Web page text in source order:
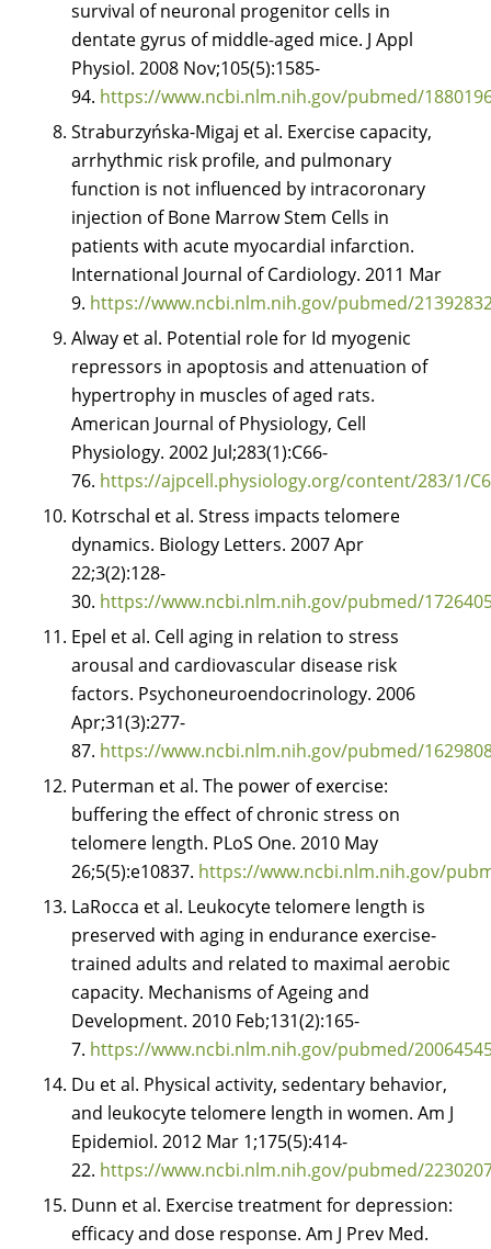
survival of neuronal progenitor cells in
dentate gyrus of middle-aged mice. J Appl
Physiol. 2008 Nov;105(5):1585-
94. https://www.ncbi.nlm.nih.gov/pubmed/
Straburzyńska-Migaj et al. Exercise capacity,
arrhythmic risk profile, and pulmonary
function is not influenced by intracoronary
injection of Bone Marrow Stem Cells in
patients with acute myocardial infarction.
International Journal of Cardiology. 2011 Mar
9. https://www.ncbi.nlm.nih.gov/pubmed/
Alway et al. Potential role for Id myogenic
repressors in apoptosis and attenuation of
hypertrophy in muscles of aged rats.
American Journal of Physiology, Cell
Physiology. 2002 Jul;283(1):C66-
76. https://ajpcell.physiology.org/content/283/1/
Kotrschal et al. Stress impacts telomere
dynamics. Biology Letters. 2007 Apr
22;3(2):128-
30. https://www.ncbi.nlm.nih.gov/pubmed/
Epel et al. Cell aging in relation to stress
arousal and cardiovascular disease risk
factors. Psychoneuroendocrinology. 2006
Apr;31(3):277-
87. https://www.ncbi.nlm.nih.gov/pubmed/
Puterman et al. The power of exercise:
buffering the effect of chronic stress on
telomere length. PLoS One. 2010 May
26;5(5):e10837. https://www.ncbi.nlm.nih.gov/
LaRocca et al. Leukocyte telomere length is
preserved with aging in endurance exercise-
trained adults and related to maximal aerobic
capacity. Mechanisms of Ageing and
Development. 2010 Feb;131(2):165-
7. https://www.ncbi.nlm.nih.gov/pubmed/
Du et al. Physical activity, sedentary behavior,
and leukocyte telomere length in women. Am J
Epidemiol. 2012 Mar 1;175(5):414-
22. https://www.ncbi.nlm.nih.gov/pubmed/
Dunn et al. Exercise treatment for depression:
efficacy and dose response. Am J Prev Med.